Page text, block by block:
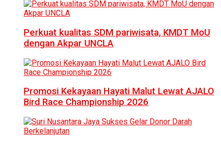
Perkuat kualitas SDM pariwisata, KMDT MoU
dengan Akpar UNCLA
Promosi Kekayaan Hayati Malut Lewat AJALO
Bird Race Championship 2026